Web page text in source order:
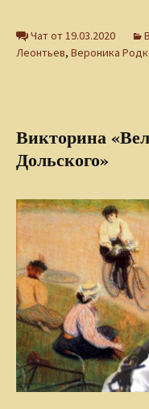
Чат от 19.03.2020
Леонтьев, Вероника
Викторина
Дольского»